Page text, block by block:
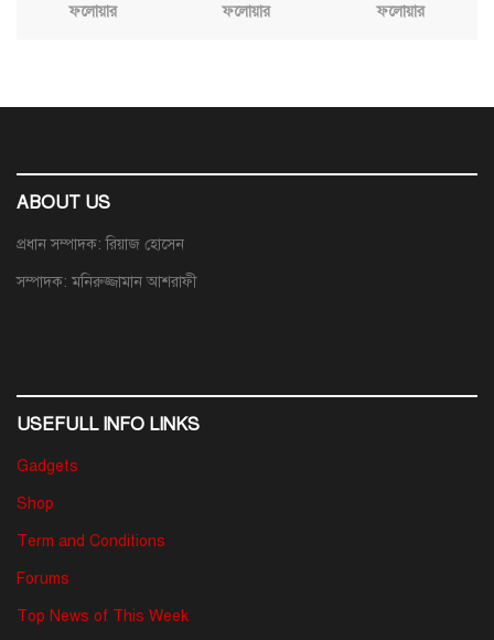
ফলোয়ার ফলোয়ার ফলোয়ার
ABOUT US
প্রধান সম্পাদক: রিয়াজ হোসেন
সম্পাদক: মনিরুজ্জামান আশরাফী
USEFULL INFO LINKS
Gadgets
Shop
Term and Conditions
Forums
Top News of This Week